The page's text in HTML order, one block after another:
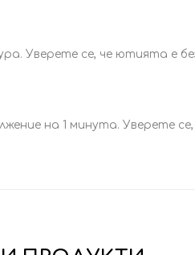
Уверете се, че ютията е
на 1 минута. Уверете